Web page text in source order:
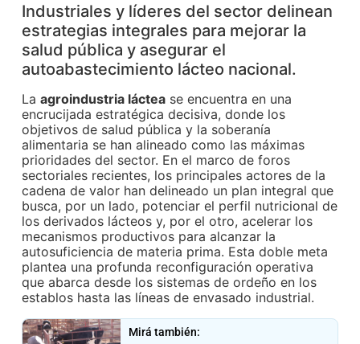
Industriales y líderes del sector delinean
estrategias integrales para mejorar la
salud pública y asegurar el
autoabastecimiento lácteo nacional.
Laagroindustria láctea se encuentra en una
encrucijada estratégica decisiva, donde los
objetivos de salud pública y la soberanía
alimentaria se han alineado como las máximas
prioridades del sector. En el marco de foros
sectoriales recientes, los principales actores de la
cadena de valor han delineado un plan integral que
busca, por un lado, potenciar el perfil nutricional de
los derivados lácteos y, por el otro, acelerar los
mecanismos productivos para alcanzar la
autosuficiencia de materia prima. Esta doble meta
plantea una profunda reconfiguración operativa
que abarca desde los sistemas de ordeño en los
establos hasta las líneas de envasado industrial.
Mirá también: